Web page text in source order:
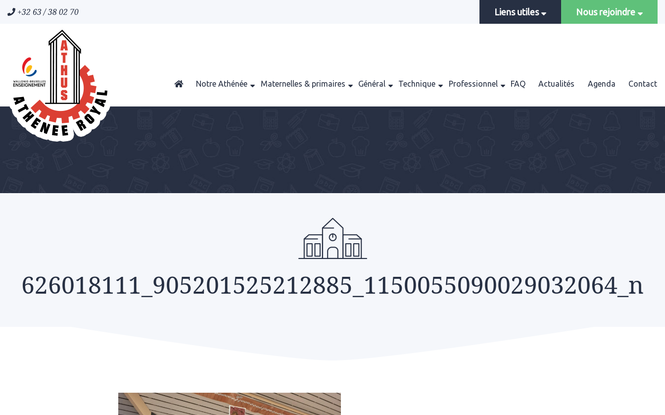
+32 63 / 38 02 70 Liens utiles Nous rejoindre
Notre Athénée Maternelles & primaires Général Technique Professionnel FAQ Actualités Agenda Contact
626018111_905201525212885_1150055090029032064_n